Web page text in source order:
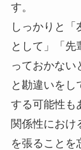
す。
しっかりと「
として」「先
っておかない
と勘違いをし
する可能性も
関係性におけ
を張ることを